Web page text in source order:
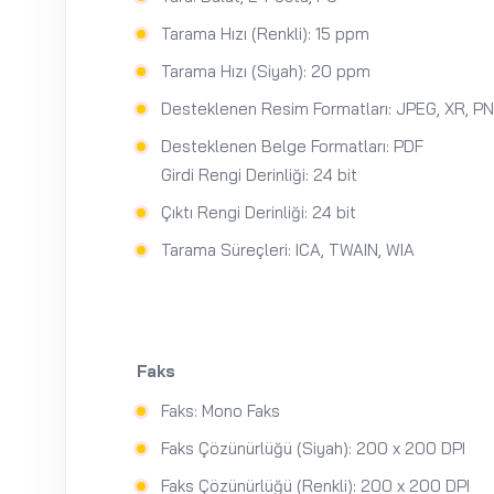
Tarama Hızı (Renkli): 15 ppm
Tarama Hızı (Siyah): 20 ppm
Desteklenen Resim Formatları: JPEG, XR,
Desteklenen Belge Formatları: PDF
Girdi Rengi Derinliği: 24 bit
Çıktı Rengi Derinliği: 24 bit
Tarama Süreçleri: ICA, TWAIN, WIA
Faks
Faks: Mono Faks
Faks Çözünürlüğü (Siyah): 200 x 200 DPI
Faks Çözünürlüğü (Renkli): 200 x 200 DPI